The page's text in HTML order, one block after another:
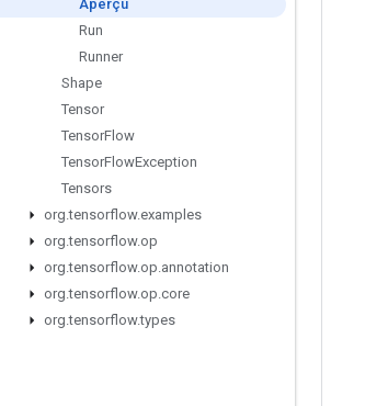
Aperçu
Run
Runner
Shape
Tensor
TensorFlow
TensorFlowException
Tensors
org.tensorflow.examples
org.tensorflow.op
org.tensorflow.op.annotation
org.tensorflow.op.core
org.tensorflow.types